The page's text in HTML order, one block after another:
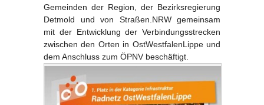
Gemeinden der Region, der Bezirksregierung
Detmold und von Straßen.NRW gemeinsam
mit der Entwicklung der Verbindungsstrecken
zwischen den Orten in OstWestfalenLippe und
dem Anschluss zum ÖPNV beschäftigt.